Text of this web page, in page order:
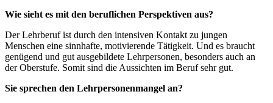
Wie sieht es mit den beruflichen Perspektiven aus?
Der Lehrberuf ist durch den intensiven Kontakt zu jungen
Menschen eine sinnhafte, motivierende Tätigkeit. Und es braucht
genügend und gut ausgebildete Lehrpersonen, besonders auch an
der Oberstufe. Somit sind die Aussichten im Beruf sehr gut.
Sie sprechen den Lehrpersonenmangel an?